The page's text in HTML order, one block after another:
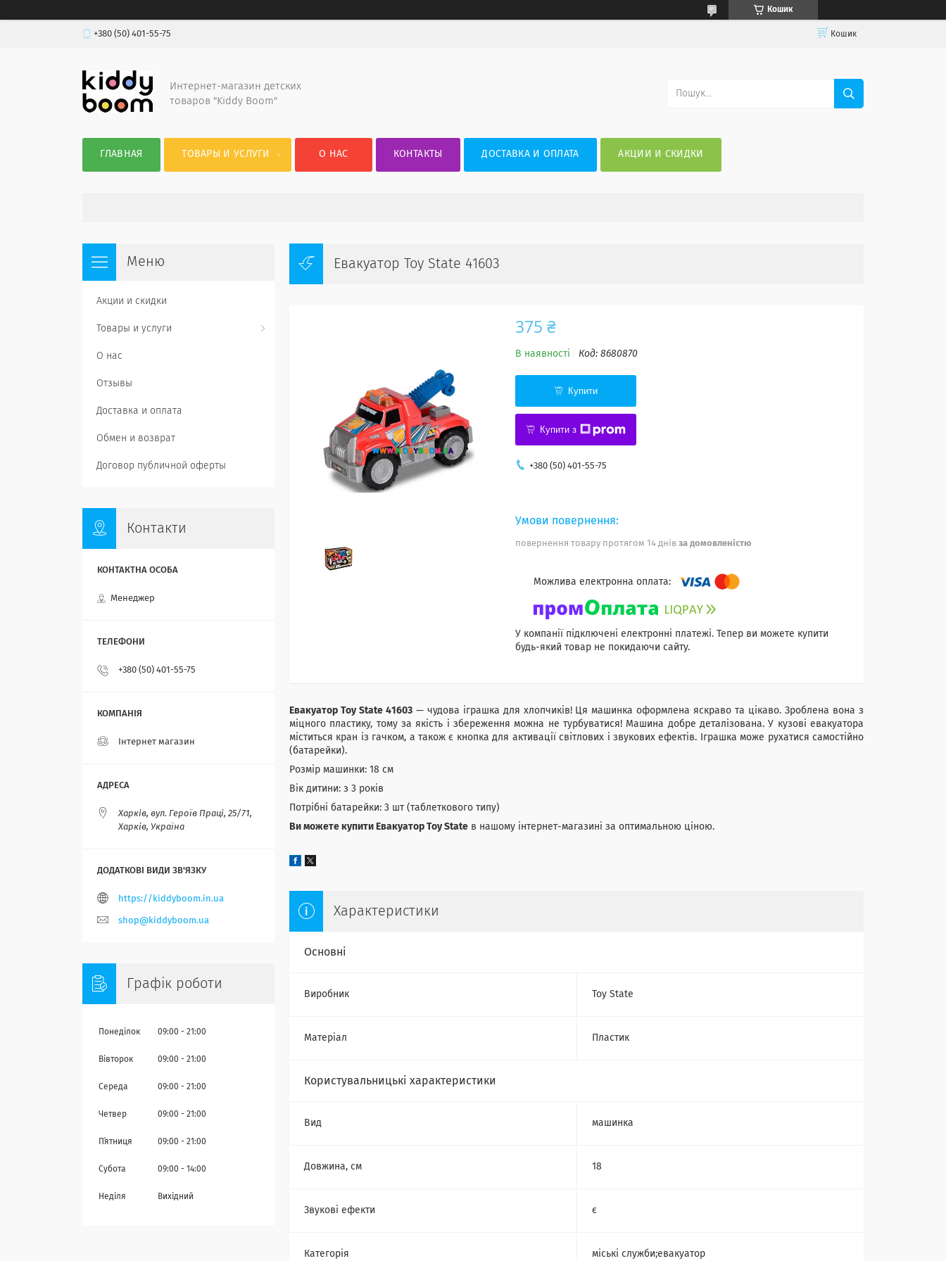
Кошик
+380 (50) 401-55-75 Кошик
Интернет-магазин детских
товаров "Kiddy Boom"
ГЛАВНАЯ ТОВАРЫ И УСЛУГИ О НАС КОНТАКТЫ ДОСТАВКА И ОПЛАТА АКЦИИ И СКИДКИ
Евакуатор Toy State 41603
375 ₴
В наявності Код: 8680870
Купити
Купити з
+380 (50) 401-55-75
повернення товару протягом 14 днів за домовленістю
У компанії підключені електронні платежі. Тепер ви можете купити
будь-який товар не покидаючи сайту.
Евакуатор Toy State 41603— чудова іграшка для хлопчиків! Ця машинка оформлена яскраво та цікаво. Зроблена вона з
міцного пластику, тому за якість і збереження можна не турбуватися! Машина добре деталізована. У кузові евакуатора
міститься кран із гачком, а також є кнопка для активації світлових і звукових ефектів. Іграшка може рухатися самостійно
(батарейки).
Розмір машинки: 18 см
Вік дитини: з 3 років
Потрібні батарейки: 3 шт (таблеткового типу)
Ви можете купити Евакуатор Toy State в нашому інтернет-магазині за оптимальною ціною.
Характеристики
Основні
Виробник Toy State
Матеріал Пластик
Користувальницькі характеристики
Вид машинка
Довжина, см 18
Звукові ефекти є
Категорія міські служби;евакуатор
Акции и скидки
Товары и услуги
О нас
Отзывы
Доставка и оплата
Обмен и возврат
Договор публичной оферты
Контакти
Менеджер
+380 (50) 401-55-75
Інтернет магазин
Харків, вул. Героїв Праці, 25/71,
Харків, Україна
https://kiddyboom.in.ua
shop@kiddyboom.ua
Графік роботи
Понеділок 09:00 21:00
Вівторок 09:00 21:00
Середа 09:00 21:00
Четвер 09:00 21:00
Пʼятниця 09:00 21:00
Субота 09:00 14:00
Неділя Вихідний